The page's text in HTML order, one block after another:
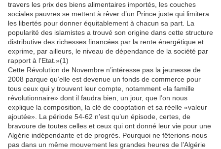
travers les prix des biens alimentaires importés, les couches
sociales pauvres se mettent à rêver d’un Prince juste qui limitera
les libertés pour donner équitablement à chacun sa part. La
popularité des islamistes a trouvé son origine dans cette structure
distributive des richesses financées par la rente énergétique et
exprime, par ailleurs, le niveau de dépendance de la société par
rapport à l’Etat.»(1)
Cette Révolution de Novembre n’intéresse pas la jeunesse de
2008 parque qu’elle est devenue un fonds de commerce pour
tous ceux qui y trouvent leur compte, notamment «la famille
révolutionnaire» dont il faudra bien, un jour, que l’on nous
explique la composition, la clé de cooptation et sa réelle «valeur
ajoutée». La période 54-62 n’est qu’un épisode, certes, de
bravoure de toutes celles et ceux qui ont donné leur vie pour une
Algérie indépendante et de progrès. Pourquoi ne fêterions-nous
pas dans un même mouvement les grandes heures de l’Algérie